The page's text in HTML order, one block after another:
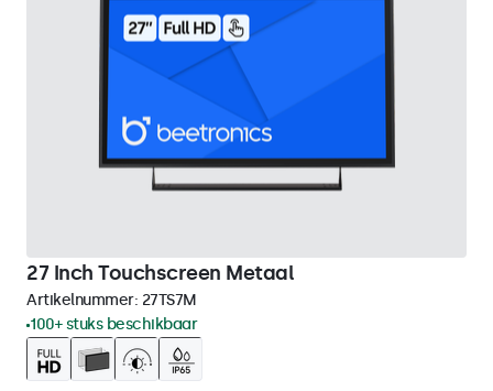
27 Inch Touchscreen Metaal
Artikelnummer: 27TS7M
100+ stuks beschikbaar